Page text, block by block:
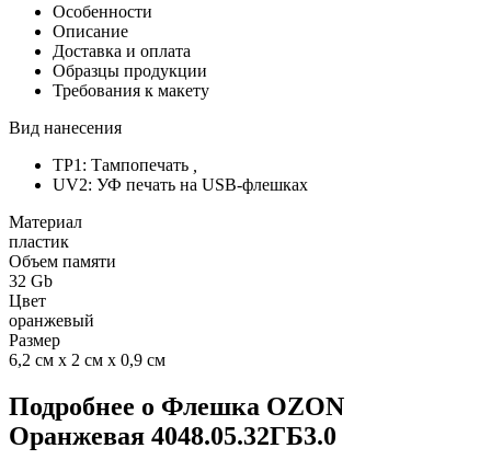
Особенности
Описание
Доставка и оплата
Образцы продукции
Требования к макету
Вид нанесения
TP1: Тампопечать
UV2: УФ печать на USB-флешках
Материал
пластик
Объем памяти
32 Gb
Цвет
оранжевый
Размер
6,2 см х 2 см х 0,9 см
Подробнее о Флешка OZON
Оранжевая 4048.05.32ГБ3.0